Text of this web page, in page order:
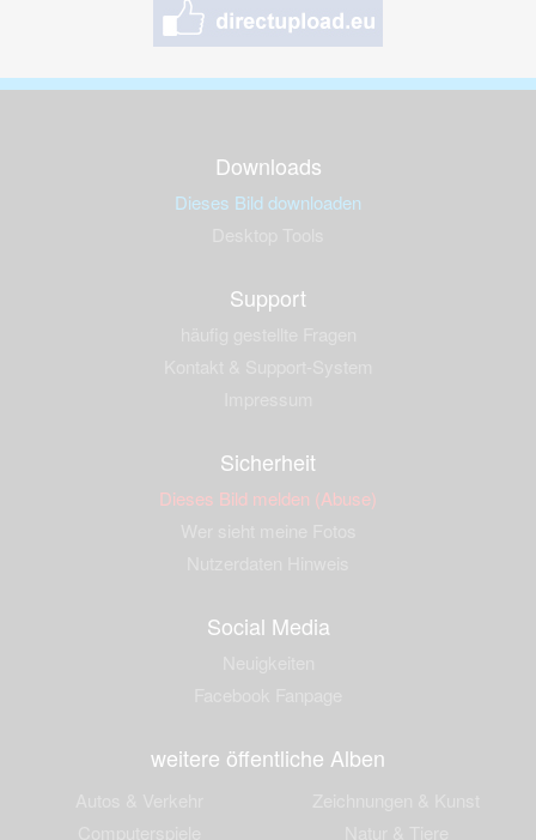
Downloads
Dieses Bild downloaden
Support
Sicherheit
Dieses Bild melden (Abuse)
Social Media
weitere öffentliche Alben